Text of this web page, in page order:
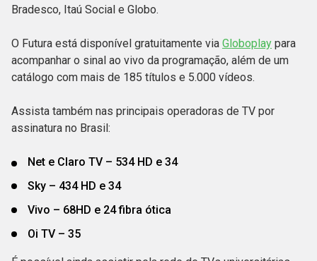
Bradesco, Itaú Social e Globo.
O Futura está disponível gratuitamente via Globoplay para
acompanhar o sinal ao vivo da programação, além de um
catálogo com mais de 185 títulos e 5.000 vídeos.
Assista também nas principais operadoras de TV por
assinatura no Brasil:
Net e Claro TV – 534 HD e 34
Sky – 434 HD e 34
Vivo – 68HD e 24 fibra ótica
Oi TV – 35